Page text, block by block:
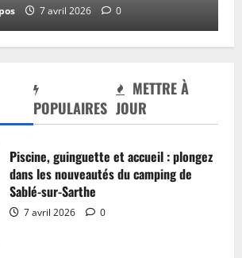
POPULAIRES
METTRE À
JOUR
Piscine, guinguette et accueil : plongez
dans les nouveautés du camping de
Sablé-sur-Sarthe
7 avril 2026 0
7 avril 2026 0